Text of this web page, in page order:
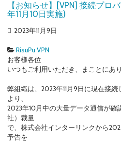
【お知らせ】[VPN] 接続プロ
年11月10日実施)
2023年11月9日
RisuPu VPN
お客様各位
いつもご利用いただき、まことにあ
弊組織は、2023年11月9日に現在接
より、
2023年10月中の大量データ通信が確
社）裁量
で、株式会社インターリンクから
予告を